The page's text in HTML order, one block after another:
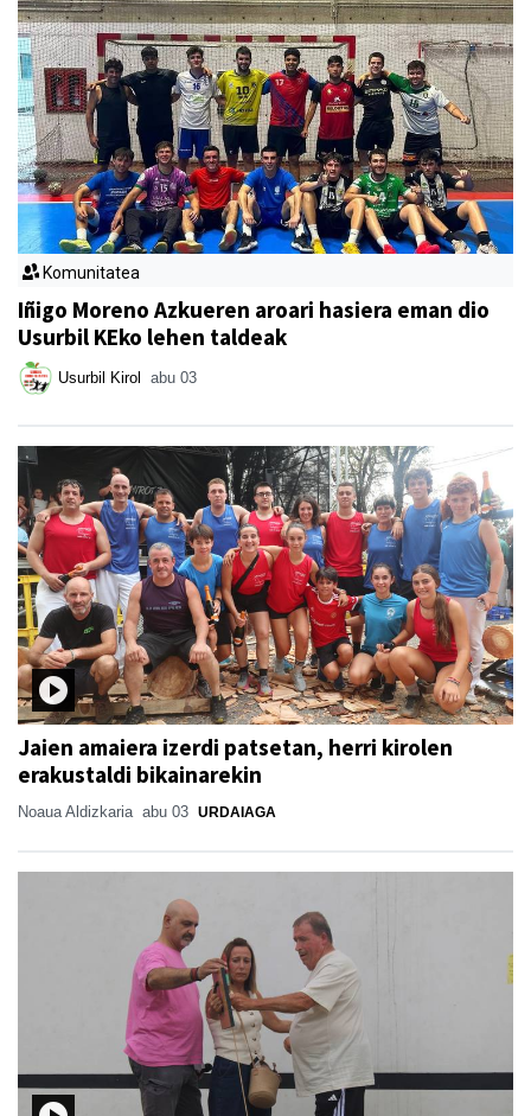
Komunitatea
Iñigo Moreno Azkueren aroari hasiera eman dio
Usurbil KEko lehen taldeak
Usurbil Kirol abu 03
Jaien amaiera izerdi patsetan, herri kirolen
erakustaldi bikainarekin
Noaua Aldizkaria abu 03 URDAIAGA